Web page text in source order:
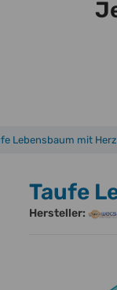
Lebensbaum mit
Taufe
Hersteller: